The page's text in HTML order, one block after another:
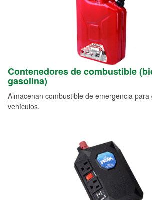
Contenedores de combustible
gasolina)
Almacenan combustible de emergencia
vehículos.